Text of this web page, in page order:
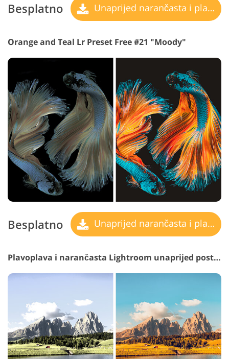
Besplatno Unaprijed narančasta i plavozelena
Orange and Teal Lr Preset Free #21 "Moody"
Besplatno Unaprijed narančasta i plavozelena
Plavoplava i narančasta Lightroom unaprijed postavljena #22 "Summer"